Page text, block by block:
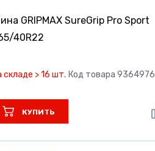
GRIPMAX SureGrip Pro Sport
40R22
складе > 16 шт. Код товара 9364976
КУПИТЬ